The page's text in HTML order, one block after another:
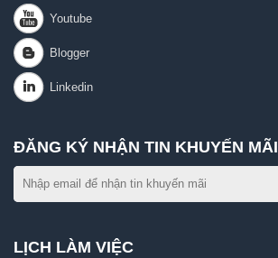
ĐĂNG KÝ NHẬN TIN KHUYẾN MÃI
LỊCH LÀM VIỆC